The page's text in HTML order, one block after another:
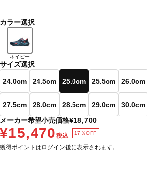
カラー選択
ネイビー
サイズ選択
24.0cm 24.5cm 25.0cm 25.5cm 26.0cm
27.5cm 28.0cm 28.5cm 29.0cm
30.0cm
メーカー希望小売価格¥18,700
¥15,470 税込 17％OFF
獲得ポイントはログイン後に表示されます。